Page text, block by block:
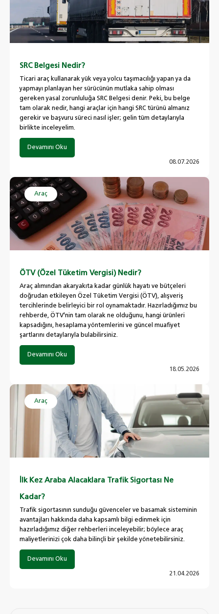
SRC Belgesi Nedir?
Ticari araç kullanarak yük veya yolcu taşımacılığı yapan ya da
yapmayı planlayan her sürücünün mutlaka sahip olması
gereken yasal zorunluluğa SRC Belgesi denir. Peki, bu belge
tam olarak nedir, hangi araçlar için hangi SRC türünü almanız
gerekir ve başvuru süreci nasıl işler; gelin tüm detaylarıyla
birlikte inceleyelim.
Devamını Oku
08.07.2026
Araç
ÖTV (Özel Tüketim Vergisi) Nedir?
Araç alımından akaryakıta kadar günlük hayatı ve bütçeleri
doğrudan etkileyen Özel Tüketim Vergisi (ÖTV), alışveriş
tercihlerinde belirleyici bir rol oynamaktadır. Hazırladığımız bu
rehberde, ÖTV'nin tam olarak ne olduğunu, hangi ürünleri
kapsadığını, hesaplama yöntemlerini ve güncel muafiyet
şartlarını detaylarıyla bulabilirsiniz.
Devamını Oku
18.05.2026
Araç
İlk Kez Araba Alacaklara Trafik Sigortası Ne
Kadar?
Trafik sigortasının sunduğu güvenceler ve basamak sisteminin
avantajları hakkında daha kapsamlı bilgi edinmek için
hazırladığımız diğer rehberleri inceleyebilir; böylece araç
maliyetlerinizi çok daha bilinçli bir şekilde yönetebilirsiniz.
Devamını Oku
21.04.2026